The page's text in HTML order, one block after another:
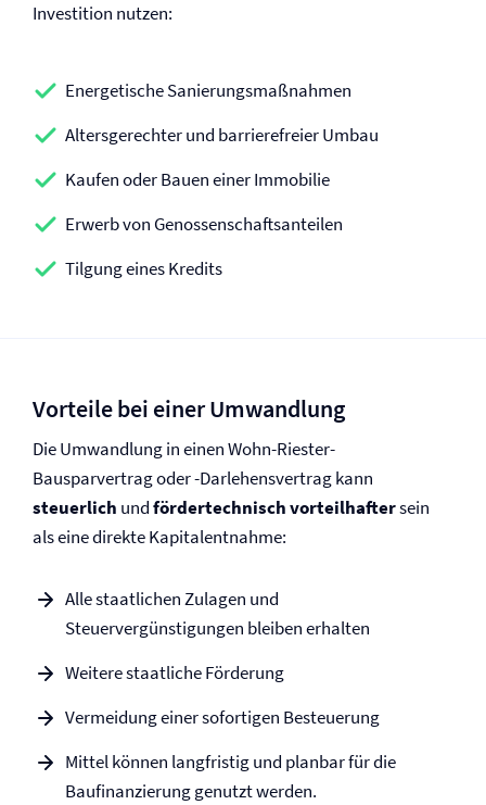
Investition nutzen:
Energetische Sanierungs­maßnahmen
Altersgerechter und barrierefreier Umbau
Kaufen oder Bauen einer Immobilie
Erwerb von Genossen­schaftsanteilen
Tilgung eines Kredits
Vorteile bei einer Umwandlung
Die Umwandlung in einen Wohn-Riester-
Bausparvertrag oder -Darlehensvertrag kann
steuerlich undfördertechnischvorteilhaftersein
als eine direkte Kapitalentnahme:
Alle staatlichen Zulagen und
Steuervergünstigungen bleiben erhalten
Weitere staatliche Förderung
Vermeidung einer sofortigen Besteuerung
Mittel können langfristig und planbar für die
Baufinanzierung genutzt werden.